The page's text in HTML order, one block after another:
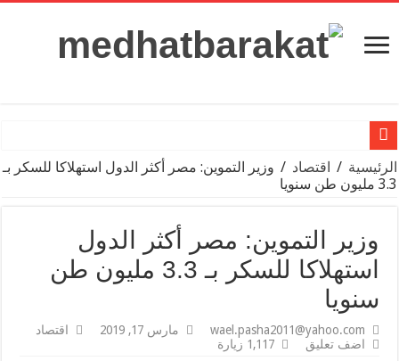
«100 يوم صحة» قدمت أكثر من 103 ملايين خدمة مجانية خلال 65 يوما
وزير التعليم: بدء تفعيل دور صندوق الرعاية الاجتماعية للمعلمين
الصحة العالمية تطلق تحذيرًا عاجلا بشأن المصابين بقطاع غزة
أسعار الذهب في مصر وعالميًا اليوم السبت 30-3-204
غارات إسرائيلية عنيفة..ماذا يحدث في سوريا؟
موقف النادي الأهلي من التجديد مع علي معلول
مدحت بركات يكتب: من داخل التجربة.. أشهد لـ”مستقبل مصر”
الرئيسية / اقتصاد / وزير التموين: مصر أكثر الدول استهلاكا للسكر بـ
3.3 مليون طن سنويا
وزير التموين: مصر أكثر الدول
استهلاكا للسكر بـ 3.3 مليون طن
سنويا
wael.pasha2011@yahoo.com مارس 17, 2019
اقتصاد
اضف تعليق
1,117 زيارة